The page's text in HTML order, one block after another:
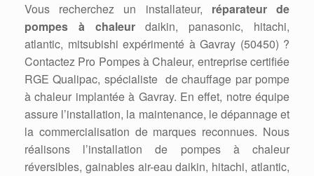
Vous recherchez un installateur, réparateur de
pompes à chaleurdaikin, panasonic, hitachi,
atlantic, mitsubishi expérimenté à Gavray (50450) ?
Contactez Pro Pompes à Chaleur, entreprise certifiée
RGE Qualipac, spécialiste de chauffage par pompe
à chaleur implantée à Gavray. En effet, notre équipe
assure l’installation, la maintenance, le dépannage et
la commercialisation de marques reconnues. Nous
réalisons l’installation de pompes à chaleur
réversibles, gainables air-eau daikin, hitachi, atlantic,